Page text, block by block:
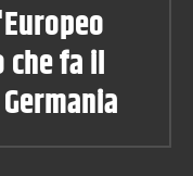
che fa il